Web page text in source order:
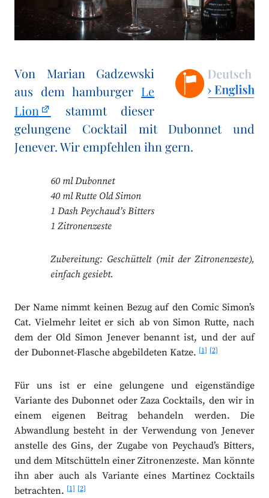
Von Marian Gadzewski
aus dem hamburger Le
Lion
stammt dieser
gelungene Cocktail mit Dubonnet und
Jenever. Wir empfehlen ihn gern.
60 ml Dubonnet
40 ml Rutte Old Simon
1 Dash Peychaud’s Bitters
1 Zitronenzeste
Zubereitung: Geschüttelt (mit der Zitronenzeste),
einfach gesiebt.
Der Name nimmt keinen Bezug auf den Comic Simon’s
Cat. Vielmehr leitet er sich ab von Simon Rutte, nach
dem der Old Simon Jenever benannt ist, und der auf
der Dubonnet-Flasche abgebildeten Katze.[1] [2]
Für uns ist er eine gelungene und eigenständige
Variante des Dubonnet oder Zaza Cocktails, den wir in
einem eigenen Beitrag behandeln werden. Die
Abwandlung besteht in der Verwendung von Jenever
anstelle des Gins, der Zugabe von Peychaud’s Bitters,
und dem Mitschütteln einer Zitronenzeste. Man könnte
ihn aber auch als Variante eines Martinez Cocktails
betrachten.[1] [2]